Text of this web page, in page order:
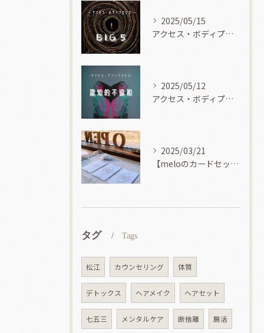
2025/05/15
アクセス・ボディプロセス
2025/05/12
アクセス・ボディプロセス
2025/03/21
【meloのカードセッション】
タグ Tags
松江 カウンセリング 体質
デトックス ヘアメイク ヘアセット
七五三 メンタルケア 断捨離 腸活